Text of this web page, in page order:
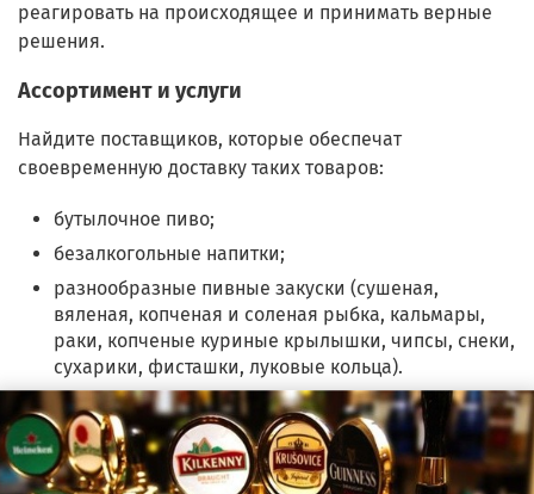
реагировать на происходящее и принимать верные
решения.
Ассортимент и услуги
Найдите поставщиков, которые обеспечат
своевременную доставку таких товаров:
бутылочное пиво;
безалкогольные напитки;
разнообразные пивные закуски (сушеная,
вяленая, копченая и соленая рыбка, кальмары,
раки, копченые куриные крылышки, чипсы, снеки,
сухарики, фисташки, луковые кольца).